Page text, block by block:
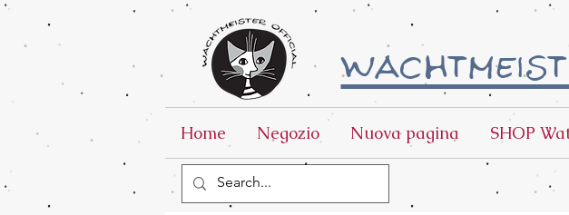
Home Negozio Nuova pagina SHOP